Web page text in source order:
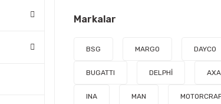
Markalar
BSG MARGO DAYCO
BUGATTI DELPHİ
INA MAN